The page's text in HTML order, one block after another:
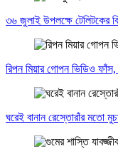
৩৬ জুলাই উপলক্ষে টেলিটকের
রিপন মিয়ার গোপন ভিডিও
ঘরেই বানান রেস্তোরাঁর মতো